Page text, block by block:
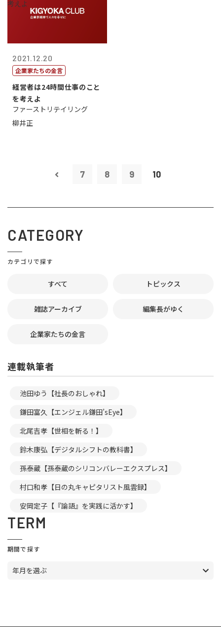
2021.12.20
企業家たちの金言
経営者は24時間仕事のこと
を考えよ
ファーストリテイリング
柳井正
7 8 9 10
CATEGORY
カテゴリで探す
すべて トピックス
雑誌アーカイブ 編集長がゆく
企業家たちの金言
連載執筆者
池田ゆう【社長のおしゃれ】
鎌田富久【エンジェル鎌田’sEye】
北尾吉孝【世相を斬る！】
鈴木康弘【デジタルシフトの教科書】
孫泰蔵【孫泰蔵のシリコンバレーエクスプレス】
村口和孝【日の丸キャピタリスト風雲録】
安岡定子【『論語』を実践に活かす】
TERM
期間で探す
年月を選ぶ